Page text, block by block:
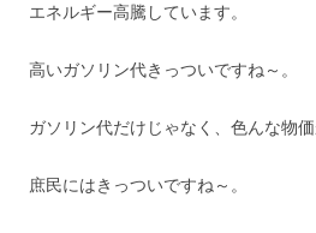
エネルギー高騰しています。
高いガソリン代きっついですね～。
ガソリン代だけじゃなく、色んな物価
庶民にはきっついですね～。